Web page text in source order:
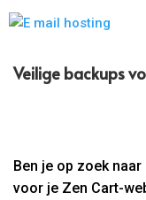
Veilige backups
Ben je op zoek
voor je Zen Cart-